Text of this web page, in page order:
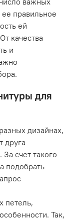
правильное
ей
качества
и
для
дизайнах,
друга
счет такого
подобрать
петель,
Так,